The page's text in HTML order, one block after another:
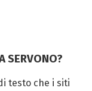
SERVONO?
testo che i siti